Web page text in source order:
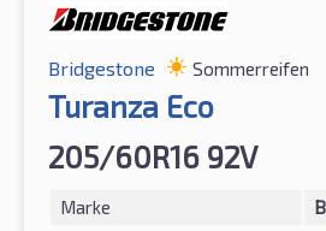
Bridgestone Sommerreifen
Turanza Eco
205/60R16 92V
Marke